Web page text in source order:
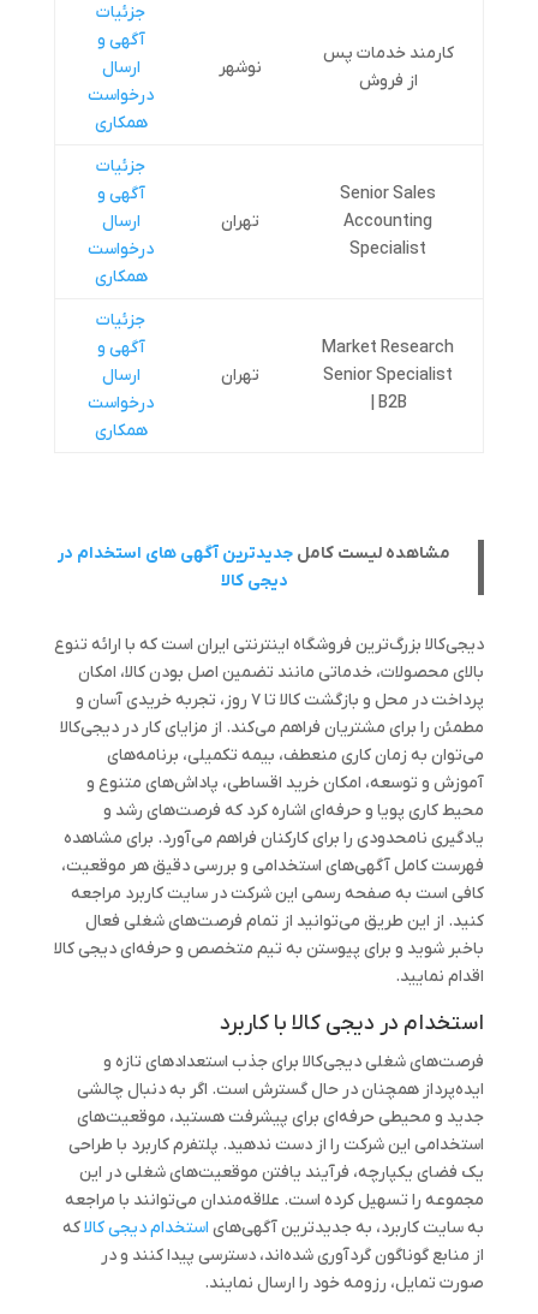
کارمند خدمات پس
از فروش
نوشهر
جزئیات
آگهی و
ارسال
درخواست
همکاری
Senior Sales
Accounting
Specialist
تهران
جزئیات
آگهی و
ارسال
درخواست
همکاری
Market Research
Senior Specialist
| B2B
تهران
جزئیات
آگهی و
ارسال
درخواست
همکاری
مشاهده لیست کامل جدیدترین آگهی های استخدام در
دیجی کالا
دیجی‌کالا بزرگ‌ترین فروشگاه اینترنتی ایران است که با ارائه تنوع
بالای محصولات، خدماتی مانند تضمین اصل بودن کالا، امکان
پرداخت در محل و بازگشت کالا تا ۷ روز، تجربه خریدی آسان و
مطمئن را برای مشتریان فراهم می‌کند. از مزایای کار در دیجی‌کالا
می‌توان به زمان کاری منعطف، بیمه تکمیلی، برنامه‌های
آموزش و توسعه، امکان خرید اقساطی، پاداش‌های متنوع و
محیط کاری پویا و حرفه‌ای اشاره کرد که فرصت‌های رشد و
یادگیری نامحدودی را برای کارکنان فراهم می‌آورد. برای مشاهده
فهرست کامل آگهی‌های استخدامی و بررسی دقیق هر موقعیت،
کافی است به صفحه رسمی این شرکت در سایت کاربرد مراجعه
کنید. از این طریق می‌توانید از تمام فرصت‌های شغلی فعال
باخبر شوید و برای پیوستن به تیم متخصص و حرفه‌ای دیجی کالا
اقدام نمایید.
استخدام در دیجی کالا با کاربرد
فرصت‌های شغلی دیجی‌کالا برای جذب استعدادهای تازه و
ایده‌پرداز همچنان در حال گسترش است. اگر به دنبال چالشی
جدید و محیطی حرفه‌ای برای پیشرفت هستید، موقعیت‌های
استخدامی این شرکت را از دست ندهید. پلتفرم کاربرد با طراحی
یک فضای یکپارچه، فرآیند یافتن موقعیت‌های شغلی در این
مجموعه را تسهیل کرده است. علاقه‌مندان می‌توانند با مراجعه
به سایت کاربرد، به جدیدترین آگهی‌های استخدام دیجی کالاکه
از منابع گوناگون گردآوری شده‌اند، دسترسی پیدا کنند و در
صورت تمایل، رزومه خود را ارسال نمایند.